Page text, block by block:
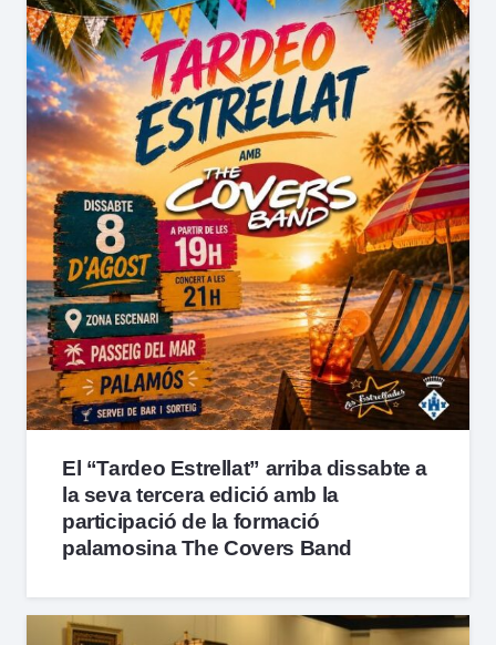
El “Tardeo Estrellat” arriba dissabte a
la seva tercera edició amb la
participació de la formació
palamosina The Covers Band